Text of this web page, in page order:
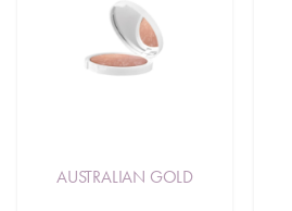
AUSTRALIAN GOLD